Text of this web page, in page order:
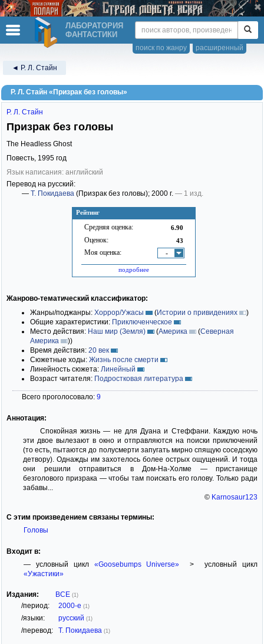
ЛАБОРАТОРИЯ
ФАНТАСТИКИ
расширенный
поиск по жанру
◄ Р. Л. Стайн
Р. Л. Стайн «Призрак без головы»
Рейтинг
Средняя оценка: 6.90
Оценок: 43
Моя оценка: -
подробнее
Р. Л. Стайн
Призрак без головы
The Headless Ghost
Повесть, 1995 год
Язык написания: английский
Перевод на русский:
— Т. Покидаева (Призрак без головы); 2000 г. — 1 изд.
Жанрово-тематический классификатор:
Жанры/поджанры: Хоррор/Ужасы (Истории о привидениях
)
Общие характеристики: Приключенческое
Место действия: Наш мир (Земля) (Америка (Северная
Америка
))
Время действия: 20 век
Сюжетные ходы: Жизнь после смерти
Линейность сюжета: Линейный
Возраст читателя: Подростковая литература
Всего проголосовало: 9
Аннотация:
Спокойная жизнь — не для Дуана и Стеффани. Каждую ночь
эти двое вылезают в окно и отправляются на поиски приключений
(то есть, пытаются до полусмерти запугать мирно спящую соседскую
детвору). Однажды им захотелось более острых ощущений. И тогда
они решили отправиться в Дом-На-Холме — пристанище
безголового призрака — чтобы там поискать его голову. Только ради
забавы...
© Karnosaur123
С этим произведением связаны термины:
Головы
Входит в:
— условный цикл «Goosebumps Universe» > условный цикл
«Ужастики»
Издания: ВСЕ (1)
/период: 2000-е (1)
/языки: русский (1)
/перевод: Т. Покидаева (1)